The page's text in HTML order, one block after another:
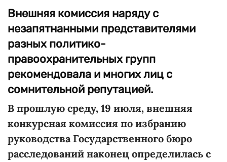
Внешняя комиссия наряду с
незапятнанными представителями
разных политико-
правоохранительных групп
рекомендовала и многих лиц с
сомнительной репутацией.
В прошлую среду, 19 июля, внешняя
конкурсная комиссия по избранию
руководства Государственного бюро
расследований наконец определилась с